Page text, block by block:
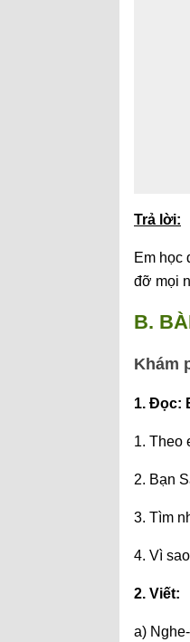
Trả lời:
Em học
đỡ mọi
B.
Khám
1. Đọc:
1. Theo
2. Bạn
3. Tìm
4. Vì
2. Viết:
a)